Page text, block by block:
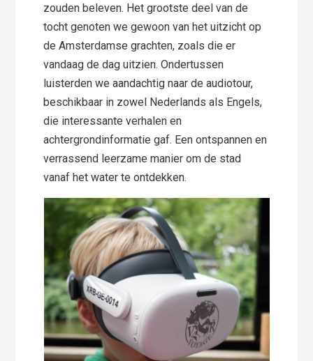
zouden beleven. Het grootste deel van de
tocht genoten we gewoon van het uitzicht op
de Amsterdamse grachten, zoals die er
vandaag de dag uitzien. Ondertussen
luisterden we aandachtig naar de audiotour,
beschikbaar in zowel Nederlands als Engels,
die interessante verhalen en
achtergrondinformatie gaf. Een ontspannen en
verrassend leerzame manier om de stad
vanaf het water te ontdekken.